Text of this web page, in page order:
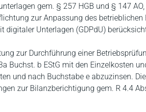
gem. § 257 HGB und § 147
zur Anpassung des betrieblichen
digitaler Unterlagen (GDPdU)
zur Durchführung einer
Buchst. b EStG mit den Einzelkosten
und nach Buchstabe e abzuzinsen.
zur Bilanzberichtigung gem. R 4.4